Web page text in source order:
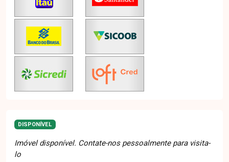
DISPONÍVEL
Imóvel disponível. Contate-nos pessoalmente para visita-
lo